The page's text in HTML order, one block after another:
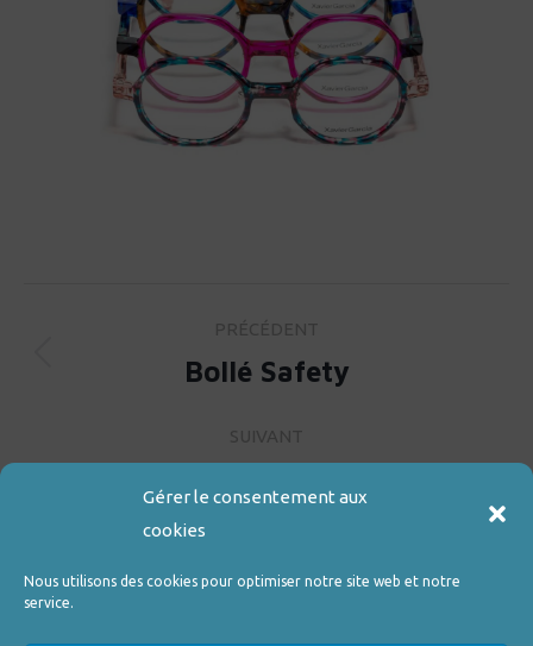
Gérer le consentement aux
cookies
Nous utilisons des cookies pour optimiser notre site web et notre
service.
commentaire
Onglet
Bollé Safety
fabrication et raffinement à la